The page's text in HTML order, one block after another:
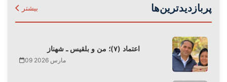
پربازدیدترین‌ها بیشتر
اعتماد (۷)؛ من و بلقیس ـ شهناز
09 مارس 2026